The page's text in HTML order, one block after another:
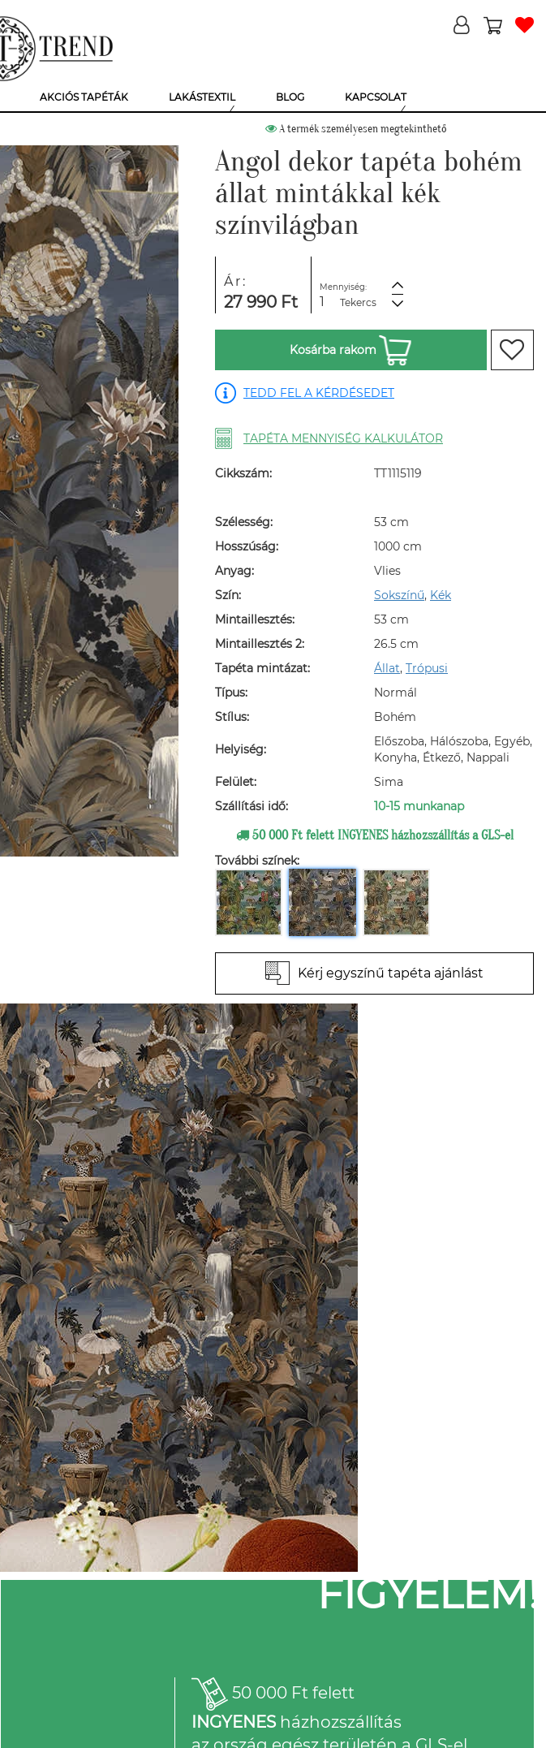
AKCIÓS TAPÉTÁK LAKÁSTEXTIL BLOG KAPCSOLAT
A termék személyesen megtekinthető
Angol dekor tapéta bohém
állat mintákkal kék
színvilágban
Ár:
27 990 Ft
Mennyiség:
Tekercs
Kosárba rakom
TEDD FEL A KÉRDÉSEDET
TAPÉTA MENNYISÉG KALKULÁTOR
Cikkszám: TT1115119
Szélesség:
53 cm
Hosszúság:
1000 cm
Anyag:
Vlies
Szín:
Sokszínű, Kék
Mintaillesztés:
53 cm
Mintaillesztés 2:
26.5 cm
Tapéta mintázat:
Állat, Trópusi
Típus:
Normál
Stílus:
Bohém
Helyiség:
Előszoba, Hálószoba, Egyéb,
Konyha, Étkező, Nappali
Felület:
Sima
Szállítási idő:
10-15 munkanap
50 000 Ft felett INGYENES házhozszállítás a GLS-el
További színek:
Kérj egyszínű tapéta ajánlást
FIGYELEM!
50 000 Ft felett
INGYENESházhozszállítás